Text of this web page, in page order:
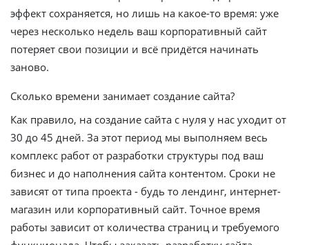
эффект сохраняется, но лишь на какое-то время: уже
через несколько недель ваш корпоративный сайт
потеряет свои позиции и всё придётся начинать
заново.
Сколько времени занимает создание сайта?
Как правило, на создание сайта с нуля у нас уходит от
30 до 45 дней. За этот период мы выполняем весь
комплекс работ от разработки структуры под ваш
бизнес и до наполнения сайта контентом. Сроки не
зависят от типа проекта - будь то лендинг, интернет-
магазин или корпоративный сайт. Точное время
работы зависит от количества страниц и требуемого